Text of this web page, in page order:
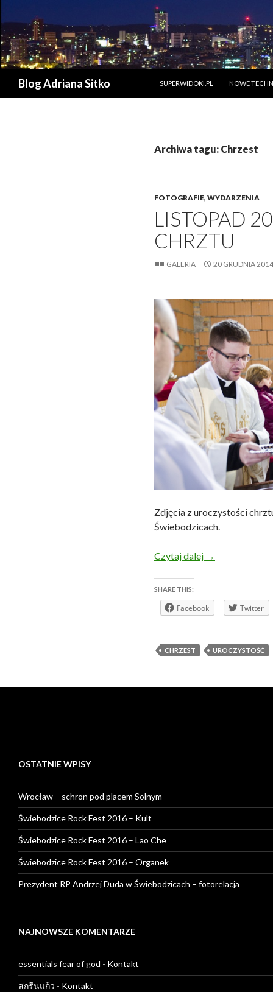
Blog Adriana Sitko
SUPERWIDOKI.PL
NOWE
Archiwa tagu: Chrzest
FOTOGRAFIE, WYDARZENIA
LISTOPAD
CHRZTU
GALERIA 20 GRUDNIA 2014
Zdjęcia z uroczystości
Świebodzicach.
Czytaj dalej Listopad 2014
→
SHARE THIS:
Facebook Twitter
CHRZEST UROCZYSTOŚĆ
OSTATNIE WPISY
Wrocław – schron pod placem Solnym
Świebodzice Rock Fest 2016 – Kult
Świebodzice Rock Fest 2016 – Lao Che
Świebodzice Rock Fest 2016 – Organek
Prezydent RP Andrzej Duda w Świebodzicach – fotorelacja
NAJNOWSZE KOMENTARZE
essentials fear of god - Kontakt
สกรีนแก้ว - Kontakt